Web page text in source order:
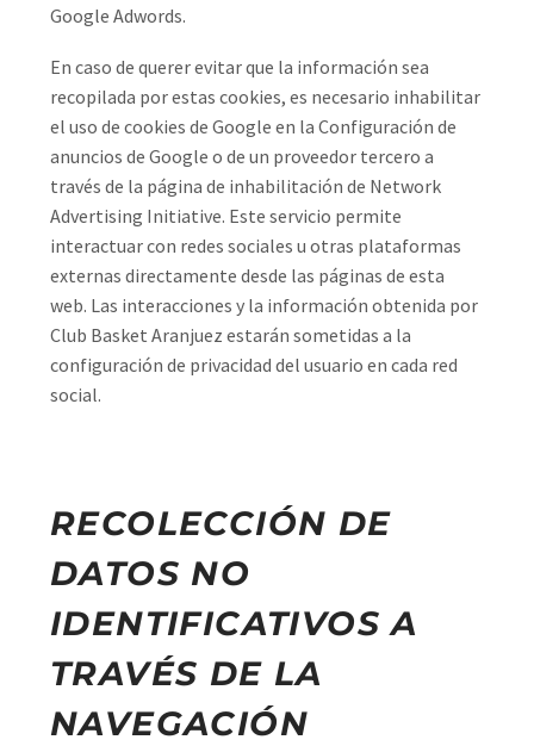
Google Adwords.
En caso de querer evitar que la información sea
recopilada por estas cookies, es necesario inhabilitar
el uso de cookies de Google en la Configuración de
anuncios de Google o de un proveedor tercero a
través de la página de inhabilitación de Network
Advertising Initiative. Este servicio permite
interactuar con redes sociales u otras plataformas
externas directamente desde las páginas de esta
web. Las interacciones y la información obtenida por
Club Basket Aranjuez estarán sometidas a la
configuración de privacidad del usuario en cada red
social.
RECOLECCIÓN DE
DATOS NO
IDENTIFICATIVOS A
TRAVÉS DE LA
NAVEGACIÓN